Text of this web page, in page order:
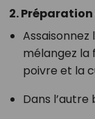
2.
Assaisonnez
mélangez la
poivre et la
Dans